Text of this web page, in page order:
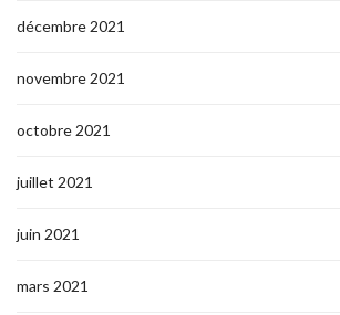
décembre 2021
novembre 2021
octobre 2021
juillet 2021
juin 2021
mars 2021